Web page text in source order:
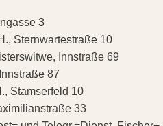
3
Sternwartestraße 10
Innstraße 69
87
Stamserfeld 10
33